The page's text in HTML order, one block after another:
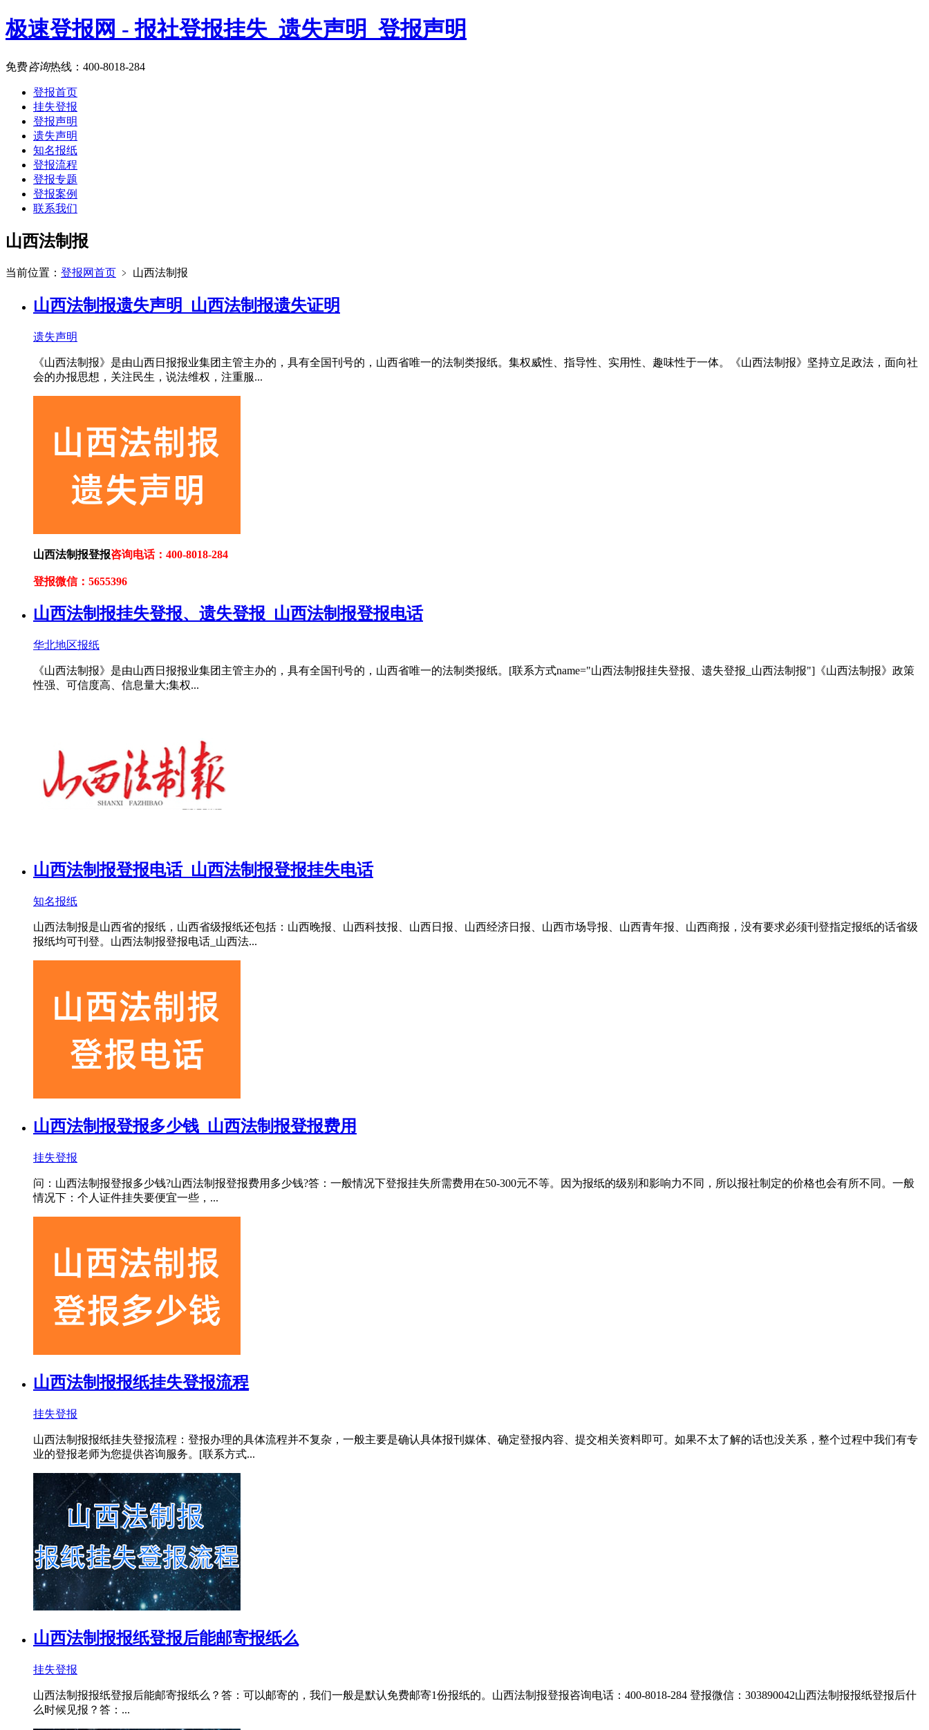
极速登报网 - 报社登报挂失_遗失声明_登报声明
免费咨询热线： 400-8018-284
登报首页
挂失登报
登报声明
遗失声明
知名报纸
登报流程
登报专题
登报案例
联系我们
山西法制报
当前位置： 登报网首页 ﹥ 山西法制报
山西法制报遗失声明_山西法制报遗失证明
遗失声明
《山西法制报》是由山西日报报业集团主管主办的，具有全国刊号的，山西省唯一的法制类报纸。集权威性、指导性、实用性、趣味性于一体。《山西法制报》坚持立足政法，面向社
会的办报思想，关注民生，说法维权，注重服...
山西法制报登报咨询电话：400-8018-284
登报微信：5655396
山西法制报挂失登报、遗失登报_山西法制报登报电话
华北地区报纸
《山西法制报》是由山西日报报业集团主管主办的，具有全国刊号的，山西省唯一的法制类报纸。[联系方式name="山西法制报挂失登报、遗失登报_山西法制报"]《山西法制报》政策
性强、可信度高、信息量大;集权...
山西法制报登报电话_山西法制报登报挂失电话
知名报纸
山西法制报是山西省的报纸，山西省级报纸还包括：山西晚报、山西科技报、山西日报、山西经济日报、山西市场导报、山西青年报、山西商报，没有要求必须刊登指定报纸的话省级
报纸均可刊登。山西法制报登报电话_山西法...
山西法制报登报多少钱_山西法制报登报费用
挂失登报
问：山西法制报登报多少钱?山西法制报登报费用多少钱?答：一般情况下登报挂失所需费用在50-300元不等。因为报纸的级别和影响力不同，所以报社制定的价格也会有所不同。一般
情况下：个人证件挂失要便宜一些，...
山西法制报报纸挂失登报流程
挂失登报
山西法制报报纸挂失登报流程：登报办理的具体流程并不复杂，一般主要是确认具体报刊媒体、确定登报内容、提交相关资料即可。如果不太了解的话也没关系，整个过程中我们有专
业的登报老师为您提供咨询服务。[联系方式...
山西法制报报纸登报后能邮寄报纸么
挂失登报
山西法制报报纸登报后能邮寄报纸么？答：可以邮寄的，我们一般是默认免费邮寄1份报纸的。山西法制报登报咨询电话：400-8018-284 登报微信：303890042山西法制报报纸登报后什
么时候见报？答：...